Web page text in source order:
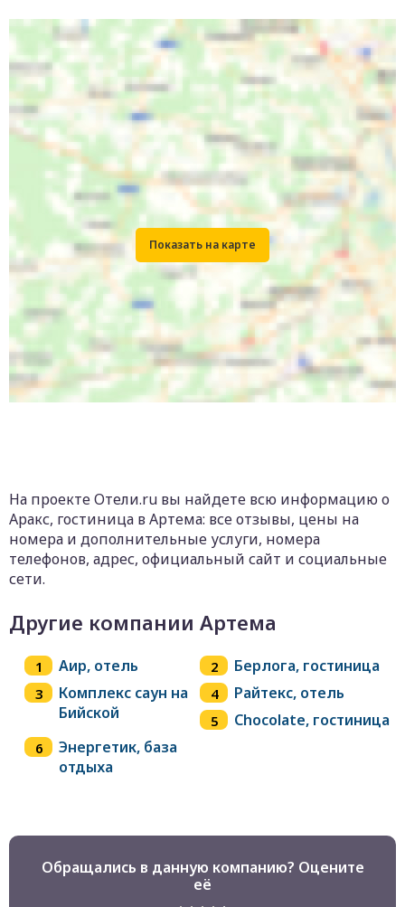
На проекте Отели.ru вы найдете всю информацию о
Аракс, гостиница в Артема: все отзывы, цены на
номера и дополнительные услуги, номера
телефонов, адрес, официальный сайт и социальные
сети.
Другие компании Артема
Аир, отель
Берлога, гостиница
Комплекс саун на
Бийской
Райтекс, отель
Chocolate, гостиница
Энергетик, база
отдыха
Обращались в данную компанию? Оцените
её